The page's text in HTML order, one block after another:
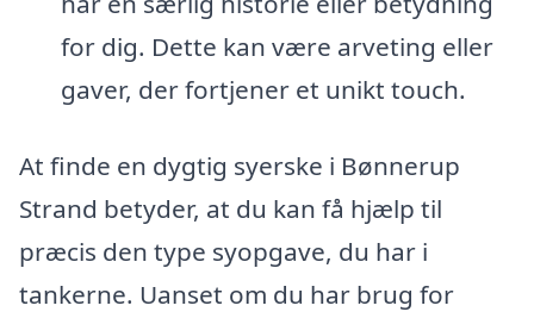
for dig. Dette kan være arveting eller
gaver, der fortjener et unikt touch.
At finde en dygtig syerske i Bønnerup
Strand betyder, at du kan få hjælp til
præcis den type syopgave, du har i
tankerne. Uanset om du har brug for